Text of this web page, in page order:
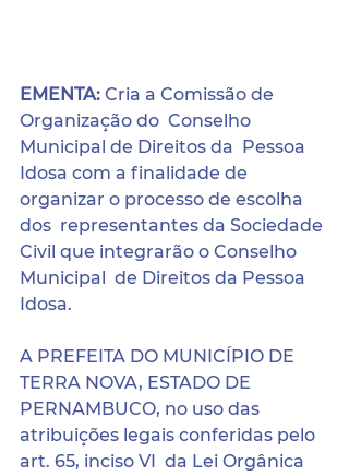
EMENTA: Cria a Comissão de
Organização do  Conselho
Municipal de Direitos da  Pessoa
Idosa com a finalidade de
organizar o processo de escolha
dos  representantes da Sociedade
Civil que integrarão o Conselho
Municipal  de Direitos da Pessoa
Idosa.
A PREFEITA DO MUNICÍPIO DE
TERRA NOVA, ESTADO DE
PERNAMBUCO, no uso das
atribuições legais conferidas pelo
art. 65, inciso VI  da Lei Orgânica